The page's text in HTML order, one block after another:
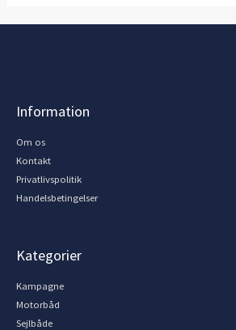
Information
Om os
Kontakt
Privatlivspolitik
Handelsbetingelser
Kategorier
Kampagne
Motorbåd
Sejlbåde